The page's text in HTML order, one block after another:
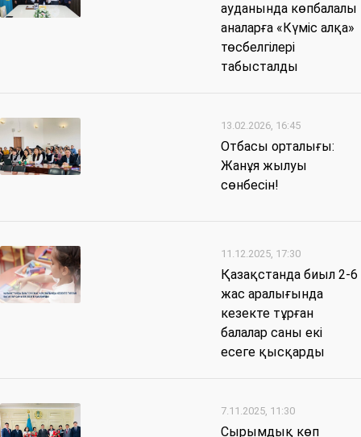
ауданында көпбалалы
аналарға «Күміс алқа»
төсбелгілері
табысталды
13.02.2026, 16:45
Отбасы орталығы:
Жанұя жылуы
сөнбесін!
11.12.2025, 17:30
Қазақстанда биыл 2-6
жас аралығында
кезекте тұрған
балалар саны екі
есеге қысқарды
7.11.2025, 11:30
Сырымдық көп